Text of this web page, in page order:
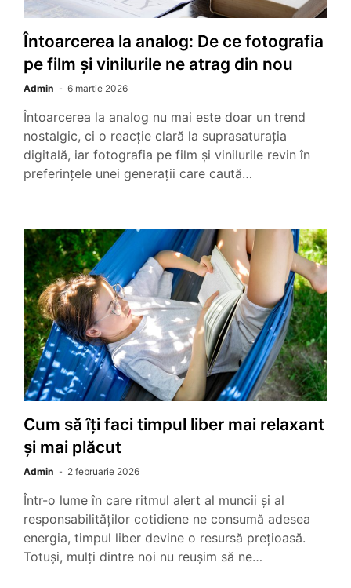
Întoarcerea la analog: De ce fotografia
pe film și vinilurile ne atrag din nou
Admin 6 martie 2026
Întoarcerea la analog nu mai este doar un trend
nostalgic, ci o reacție clară la suprasaturația
digitală, iar fotografia pe film și vinilurile revin în
preferințele unei generații care caută…
Cum să îți faci timpul liber mai relaxant
și mai plăcut
Admin 2 februarie 2026
Într-o lume în care ritmul alert al muncii și al
responsabilităților cotidiene ne consumă adesea
energia, timpul liber devine o resursă prețioasă.
Totuși, mulți dintre noi nu reușim să ne…